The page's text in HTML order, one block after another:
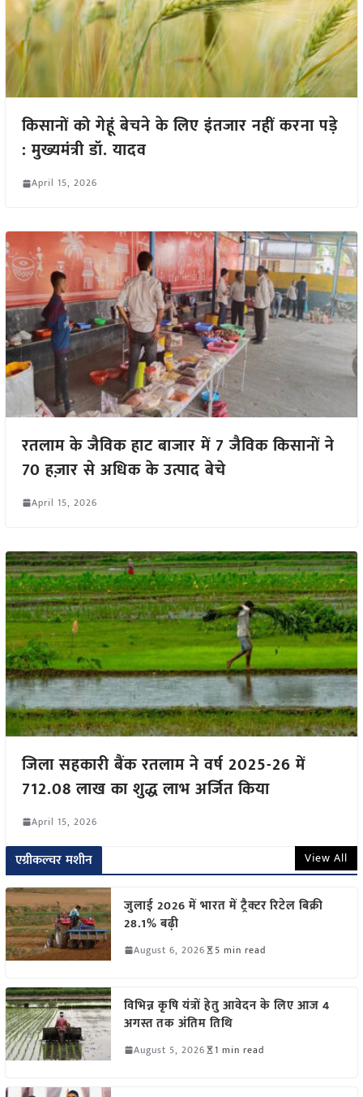
किसानों को गेहूं बेचने के लिए इंतजार नहीं करना पड़े
: मुख्यमंत्री डॉ. यादव
April 15, 2026
रतलाम के जैविक हाट बाजार में 7 जैविक किसानों ने
70 हज़ार से अधिक के उत्पाद बेचे
April 15, 2026
जिला सहकारी बैंक रतलाम ने वर्ष 2025-26 में
712.08 लाख का शुद्ध लाभ अर्जित किया
April 15, 2026
एग्रीकल्चर मशीन View All
जुलाई 2026 में भारत में ट्रैक्टर रिटेल बिक्री
28.1% बढ़ी
August 6, 2026 5 min read
विभिन्न कृषि यंत्रों हेतु आवेदन के लिए आज 4
अगस्त तक अंतिम तिथि
August 5, 2026 1 min read